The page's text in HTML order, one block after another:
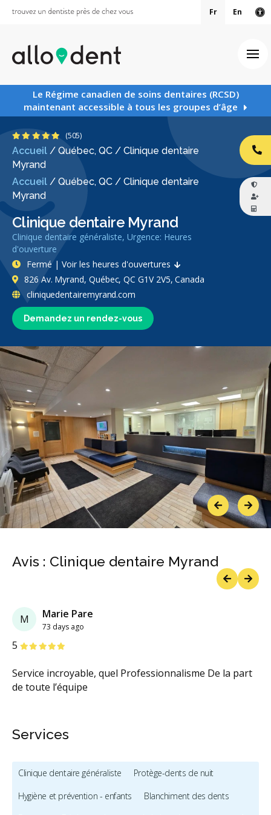
Fr En
Le Régime canadien de soins dentaires (RCSD)
maintenant accessible à tous les groupes d’âge
Accueil / Québec, QC / Clinique dentaire
Myrand
Accueil / Québec, QC / Clinique dentaire
Myrand
Clinique dentaire Myrand
Clinique dentaire généraliste, Urgence: Heures
d'ouverture
4.8 étoiles
(505)
Demandez un rendez-vous
Fermé | Voir les heures d'ouvertures
826 Av. Myrand, Québec, QC G1V 2V5, Canada
cliniquedentairemyrand.com
PreviousNext
Avis : Clinique dentaire Myrand
M Marie Pare
73 days ago
5 étoiles
Service incroyable, quel Professionnalisme De la part
de toute l’équipe
étoiles
étoiles
étoiles
étoiles
Services
Clinique dentaire généraliste
Protège-dents de nuit
Hygiène et prévention - enfants
Blanchiment des dents